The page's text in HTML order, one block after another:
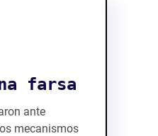
farsa
ante
mecanismos